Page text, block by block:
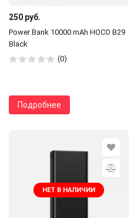
250 руб.
Power Bank 10000 mAh HOCO B29
Black
(0)
Подробнее
НЕТ В НАЛИЧИИ